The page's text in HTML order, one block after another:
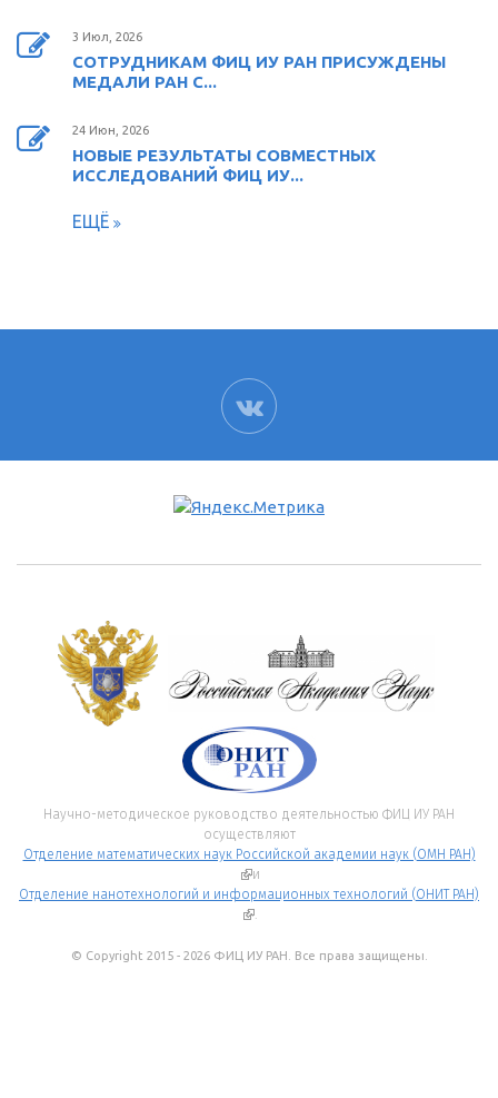
3 Июл, 2026
СОТРУДНИКАМ ФИЦ ИУ РАН ПРИСУЖДЕНЫ
МЕДАЛИ РАН С...
24 Июн, 2026
НОВЫЕ РЕЗУЛЬТАТЫ СОВМЕСТНЫХ
ИССЛЕДОВАНИЙ ФИЦ ИУ...
ЕЩЁ
ВК
Научно-методическое руководство деятельностью ФИЦ ИУ РАН
осуществляют
Отделение математических наук Российской академии наук (ОМН РАН)
(внешняя ссылка)
и
Отделение нанотехнологий и информационных технологий (ОНИТ РАН)
(внешняя ссылка)
.
© Copyright 2015 - 2026 ФИЦ ИУ РАН. Все права защищены.